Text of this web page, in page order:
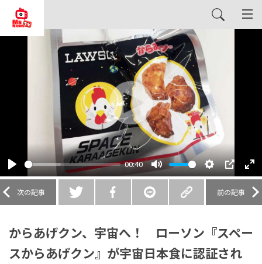
Play
00:40
Mute Settings
PIP
Play
次の記事 前の記事
からあげクン、宇宙へ！ ローソン『スペー
スからあげクン』が宇宙日本食に認証され